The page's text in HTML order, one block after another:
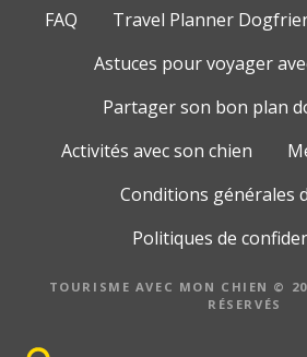
FAQ
Travel Planner
Astuces pour voyager
Partager son bon plan
Activités avec son chien
Conditions générales
Politiques de
TOURISME AVEC MON CHIEN ©
RÉSERVÉS